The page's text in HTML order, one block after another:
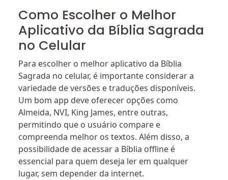
Como Escolher o Melhor
Aplicativo da Bíblia Sagrada
no Celular
Para escolher o melhor aplicativo da Bíblia
Sagrada no celular, é importante considerar a
variedade de versões e traduções disponíveis.
Um bom app deve oferecer opções como
Almeida, NVI, King James, entre outras,
permitindo que o usuário compare e
compreenda melhor os textos. Além disso, a
possibilidade de acessar a Bíblia offline é
essencial para quem deseja ler em qualquer
lugar, sem depender da internet.